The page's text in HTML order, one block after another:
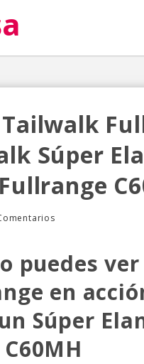
Súper
puedes
en
Súper